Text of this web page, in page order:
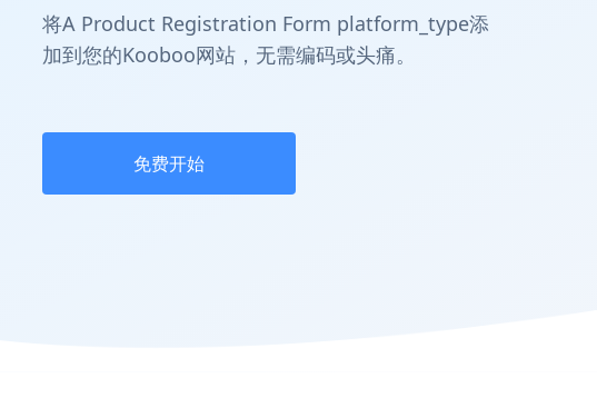
将A Product Registration Form platform_type添
加到您的Kooboo网站，无需编码或头痛。
免费开始